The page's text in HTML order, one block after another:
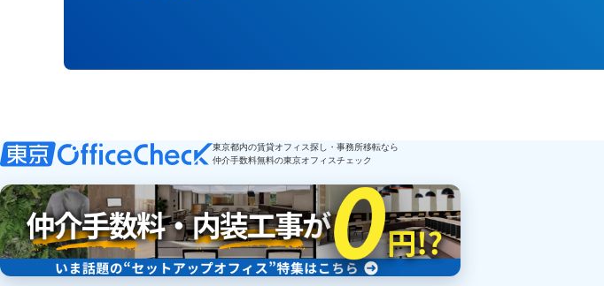
東京都内の賃貸オフィス探し・事務所移転なら
仲介手数料無料の東京オフィスチェック